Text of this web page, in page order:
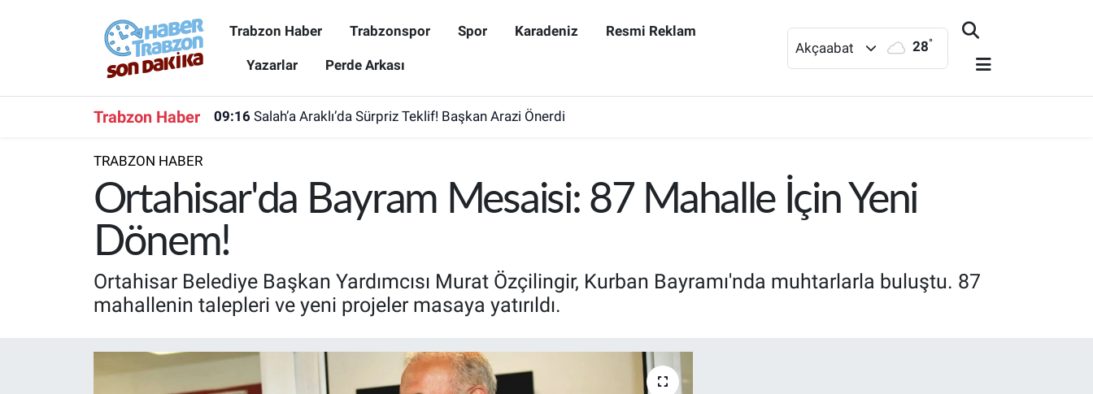
Trabzon Haber Trabzonspor Spor Karadeniz Resmi Reklam
Yazarlar Perde Arkası
Akçaabat 28°
Trabzon Haber 09:16 Salah’a Araklı’da Sürpriz Teklif! Başkan Arazi Önerdi
TRABZON HABER
Ortahisar'da Bayram Mesaisi: 87 Mahalle İçin Yeni
Dönem!
Ortahisar Belediye Başkan Yardımcısı Murat Özçilingir, Kurban Bayramı'nda muhtarlarla buluştu. 87
mahallenin talepleri ve yeni projeler masaya yatırıldı.
Trabzon Haber
Karadeniz
Resmi Reklam
Perde Arkası
Trabzon Nöbetçi Eczaneler
Trabzon Trafik Yoğunluk Haritası
Süper Lig Puan Durumu ve Fikstür
Tüm Manşetler
Son Dakika Haberleri
Haber Arşivi